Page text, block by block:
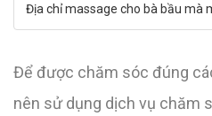
Địa chỉ massage cho bà bầu mà
Để được chăm sóc đúng
nên sử dụng dịch vụ chăm